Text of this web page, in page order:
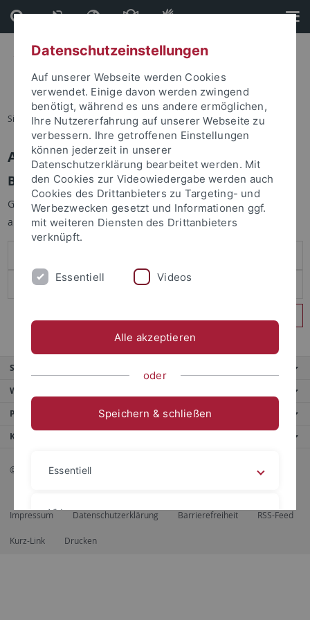
Direkt
zum
Inhalt
Direkt
zur
Fußleiste
Sie sind hier: Startseite
Anmelden
Benutzeranmeldung
Geben Sie Ihren Benutzernamen und Ihr Passwort an um sich
anzumelden:
Service
Weitere Angebote
Portale
Kontaktinfo
© 2026 Eberhard Karls Universität Tübingen, Tübingen
Impressum Datenschutzerklärung Barrierefreiheit RSS-Feed
Kurz-Link Drucken
Datenschutzeinstellungen
Auf unserer Webseite werden Cookies
verwendet. Einige davon werden zwingend
benötigt, während es uns andere ermöglichen,
Ihre Nutzererfahrung auf unserer Webseite zu
verbessern. Ihre getroffenen Einstellungen
können jederzeit in unserer
Datenschutzerklärung bearbeitet werden. Mit
den Cookies zur Videowiedergabe werden auch
Cookies des Drittanbieters zu Targeting- und
Werbezwecken gesetzt und Informationen ggf.
mit weiteren Diensten des Drittanbieters
verknüpft.
Essentiell Videos
Alle akzeptieren
oder
Speichern & schließen
Essentiell
Videos